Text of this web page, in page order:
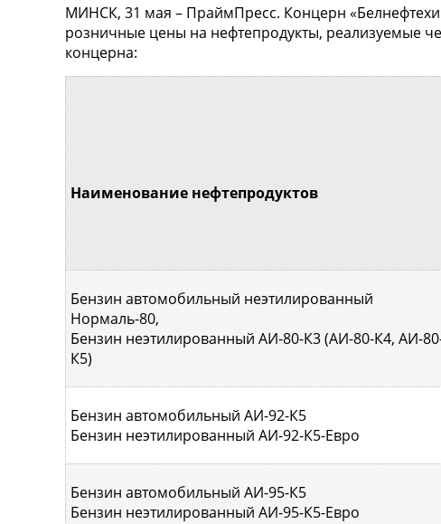
МИНСК, 31 мая – ПраймПресс. Концерн
розничные цены на нефтепродукты, реализуемые
концерна:
Наименование нефтепродуктов
Бензин автомобильный неэтилированный
Нормаль-80,
Бензин неэтилированный АИ-80-К3 (АИ-80-К4, АИ-
К5)
Бензин автомобильный АИ-92-К5
Бензин неэтилированный АИ-92-К5-Евро
Бензин автомобильный АИ-95-К5
Бензин неэтилированный АИ-95-К5-Евро